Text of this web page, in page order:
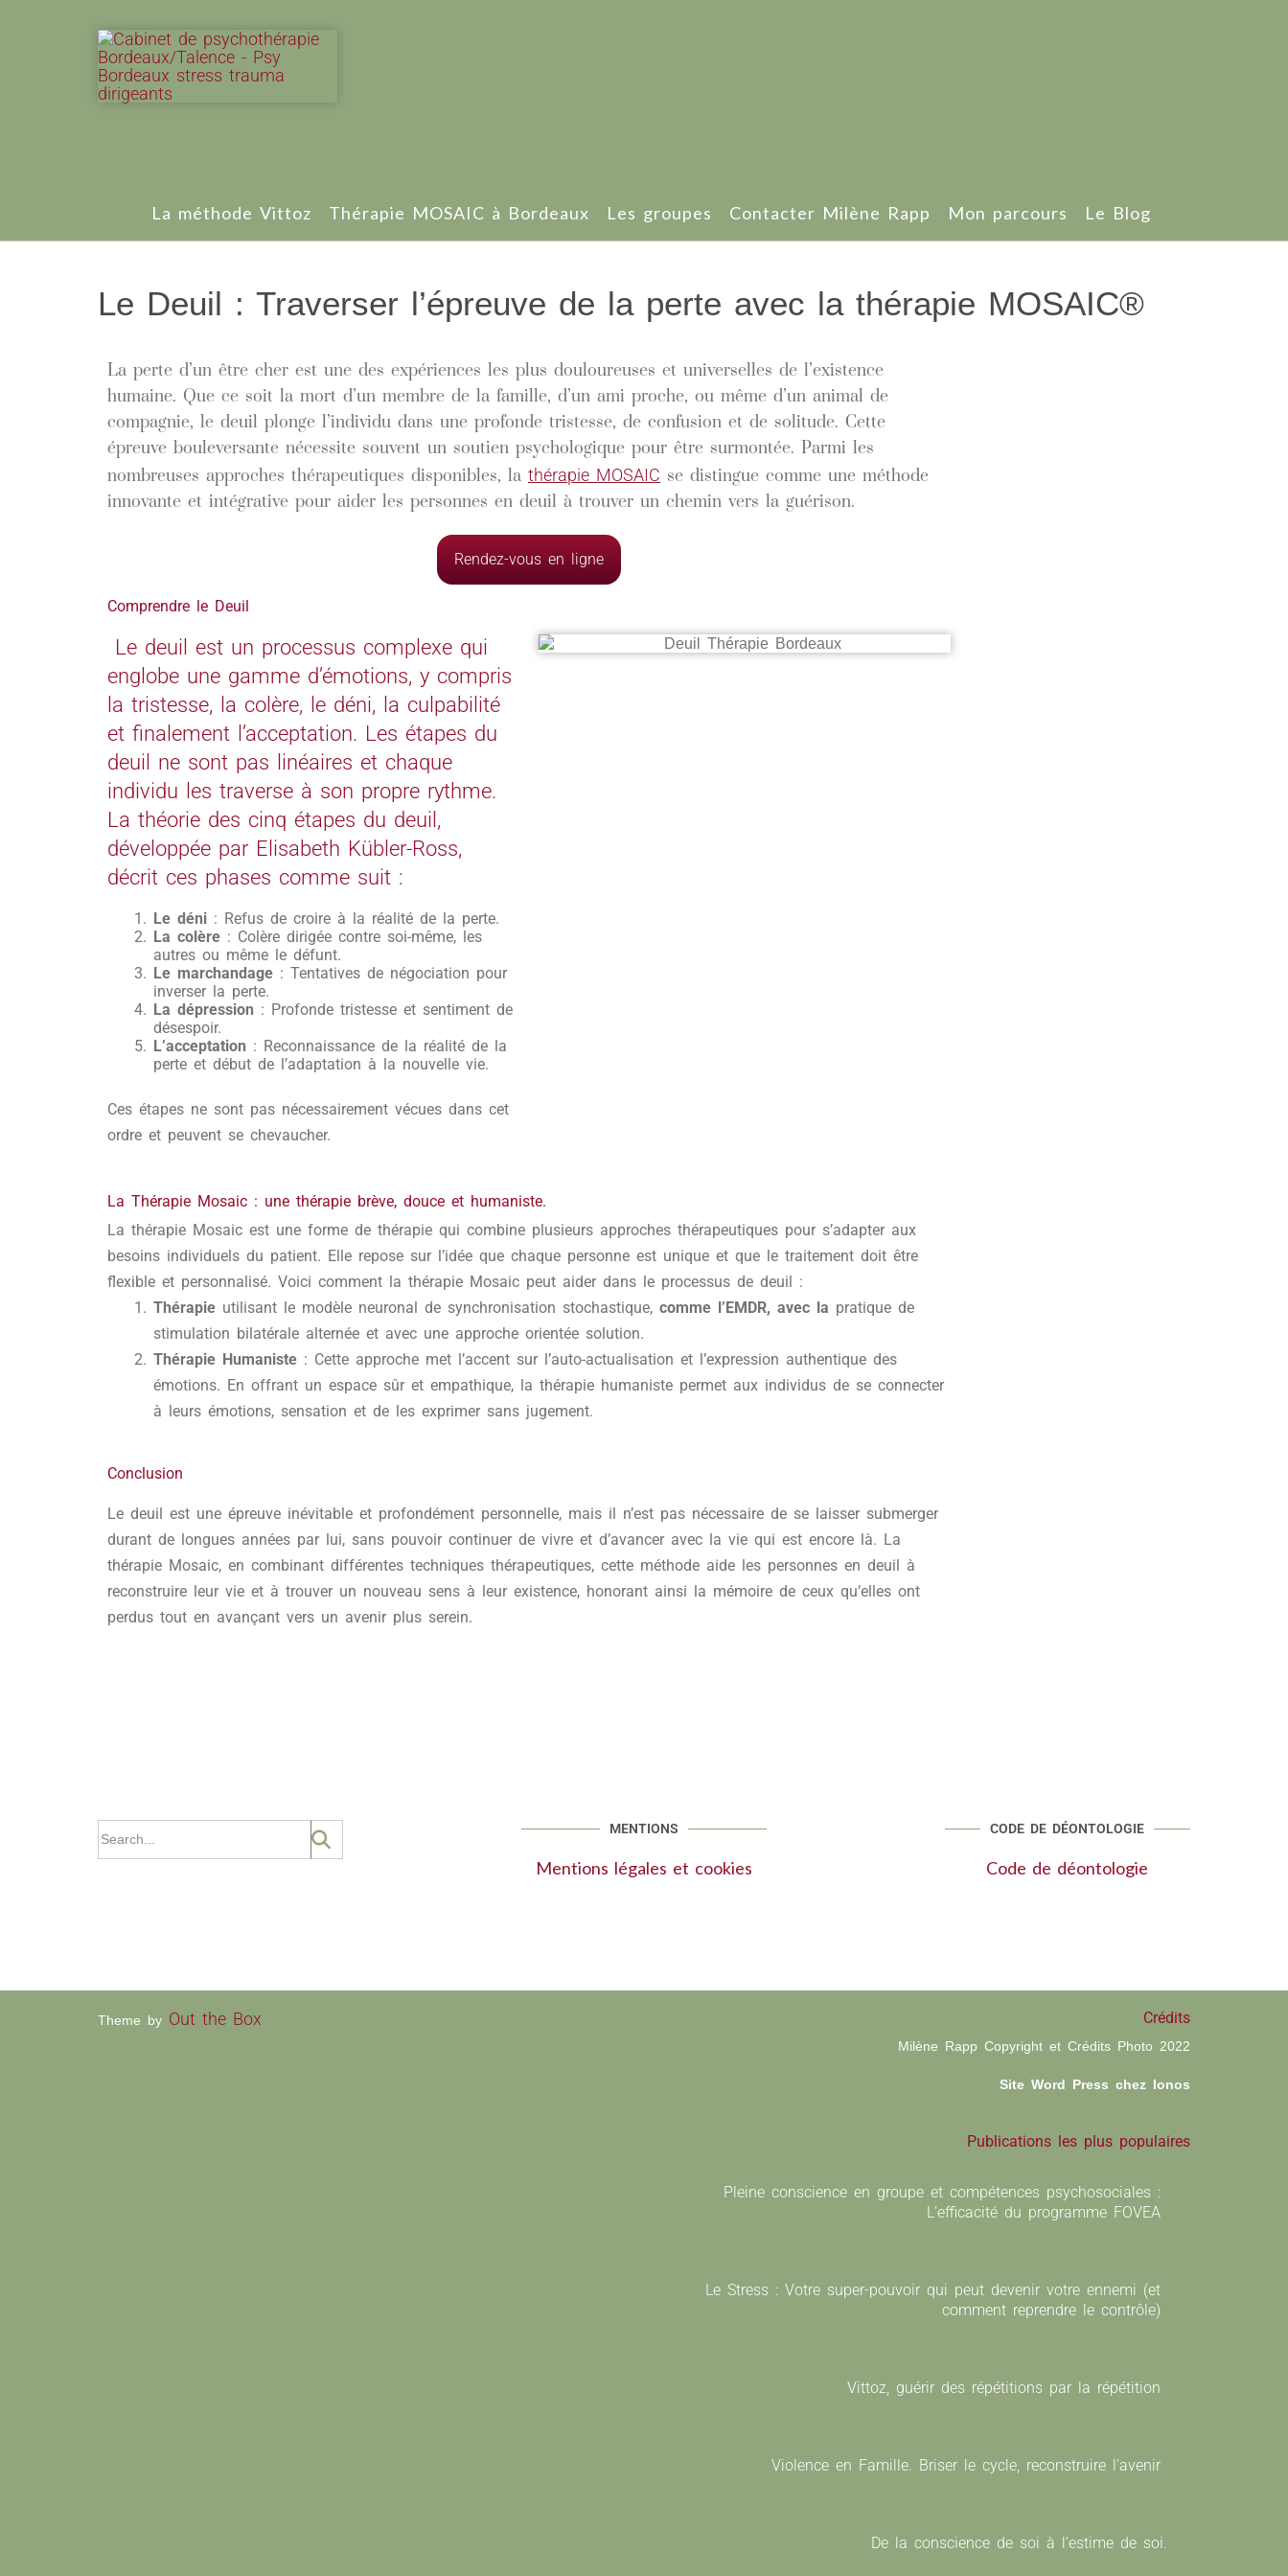
La méthode Vittoz Thérapie MOSAIC à Bordeaux Les groupes Contacter Milène Rapp Mon parcours Le Blog
Le Deuil : Traverser l’épreuve de la perte avec la thérapie MOSAIC​®
La perte d’un être cher est une des expériences les plus douloureuses et universelles de l’existence
humaine. Que ce soit la mort d’un membre de la famille, d’un ami proche, ou même d’un animal de
compagnie, le deuil plonge l’individu dans une profonde tristesse, de confusion et de solitude. Cette
épreuve bouleversante nécessite souvent un soutien psychologique pour être surmontée. Parmi les
nombreuses approches thérapeutiques disponibles, la thérapie MOSAIC se distingue comme une méthode
innovante et intégrative pour aider les personnes en deuil à trouver un chemin vers la guérison.
Rendez-vous en ligne
Comprendre le Deuil
Le deuil est un processus complexe qui
englobe une gamme d’émotions, y compris
la tristesse, la colère, le déni, la culpabilité
et finalement l’acceptation. Les étapes du
deuil ne sont pas linéaires et chaque
individu les traverse à son propre rythme.
La théorie des cinq étapes du deuil,
développée par Elisabeth Kübler-Ross,
décrit ces phases comme suit :
Le déni : Refus de croire à la réalité de la perte.
La colère : Colère dirigée contre soi-même, les
autres ou même le défunt.
Le marchandage : Tentatives de négociation pour
inverser la perte.
La dépression : Profonde tristesse et sentiment de
désespoir.
L’acceptation : Reconnaissance de la réalité de la
perte et début de l’adaptation à la nouvelle vie.
Ces étapes ne sont pas nécessairement vécues dans cet
ordre et peuvent se chevaucher.
La Thérapie Mosaic : une thérapie brève, douce et humaniste.
La thérapie Mosaic est une forme de thérapie qui combine plusieurs approches thérapeutiques pour s’adapter aux
besoins individuels du patient. Elle repose sur l’idée que chaque personne est unique et que le traitement doit être
flexible et personnalisé. Voici comment la thérapie Mosaic peut aider dans le processus de deuil :
Thérapie utilisant le modèle neuronal de synchronisation stochastique, comme l’EMDR, avec la pratique de
stimulation bilatérale alternée et avec une approche orientée solution.
Thérapie Humaniste : Cette approche met l’accent sur l’auto-actualisation et l’expression authentique des
émotions. En offrant un espace sûr et empathique, la thérapie humaniste permet aux individus de se connecter
à leurs émotions, sensation et de les exprimer sans jugement.
Conclusion
Le deuil est une épreuve inévitable et profondément personnelle, mais il n’est pas nécessaire de se laisser submerger
durant de longues années par lui, sans pouvoir continuer de vivre et d’avancer avec la vie qui est encore là. La
thérapie Mosaic, en combinant différentes techniques thérapeutiques, cette méthode aide les personnes en deuil à
reconstruire leur vie et à trouver un nouveau sens à leur existence, honorant ainsi la mémoire de ceux qu’elles ont
perdus tout en avançant vers un avenir plus serein.
MENTIONS
Mentions légales et cookies
CODE DE DÉONTOLOGIE
Code de déontologie
Theme by Out the Box Crédits
Milène Rapp Copyright et Crédits Photo 2022
Site Word Press chez Ionos
Publications les plus populaires
Pleine conscience en groupe et compétences psychosociales :
L’efficacité du programme FOVEA
Le Stress : Votre super-pouvoir qui peut devenir votre ennemi (et
comment reprendre le contrôle)
Vittoz, guérir des répétitions par la répétition
Violence en Famille. Briser le cycle, reconstruire l’avenir
De la conscience de soi à l’estime de soi.